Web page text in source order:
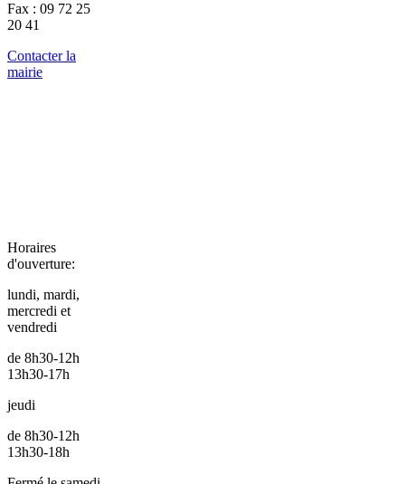
Fax : 09 72 25
20 41
Contacter la
mairie
Horaires
d'ouverture:
lundi, mardi,
mercredi et
vendredi
de 8h30-12h
13h30-17h
jeudi
de 8h30-12h
13h30-18h